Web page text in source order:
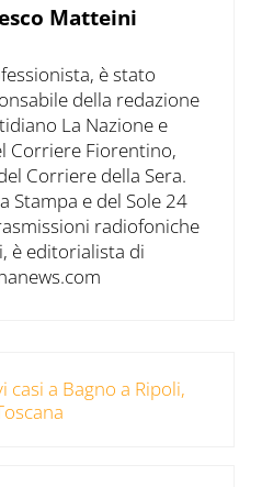
Matteini
è stato
della redazione
La Nazione e
Corriere Fiorentino,
Corriere della Sera.
Stampa e del Sole 24
radiofoniche
è editorialista di
a Bagno a Ripoli,